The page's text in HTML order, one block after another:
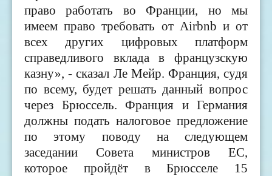
право работать во Франции, но мы
имеем право требовать от Airbnb и от
всех других цифровых платформ
справедливого вклада в французскую
казну», - сказал Ле Мейр. Франция, судя
по всему, будет решать данный вопрос
через Брюссель. Франция и Германия
должны подать налоговое предложение
по этому поводу на следующем
заседании Совета министров ЕС,
которое пройдёт в Брюсселе 15